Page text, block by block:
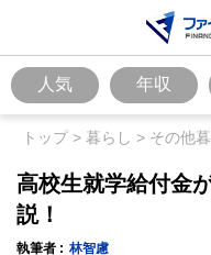
人気 年収
トップ> 暮らし > その他暮
高校生就学給付金
説！
執筆者 : 林智慮